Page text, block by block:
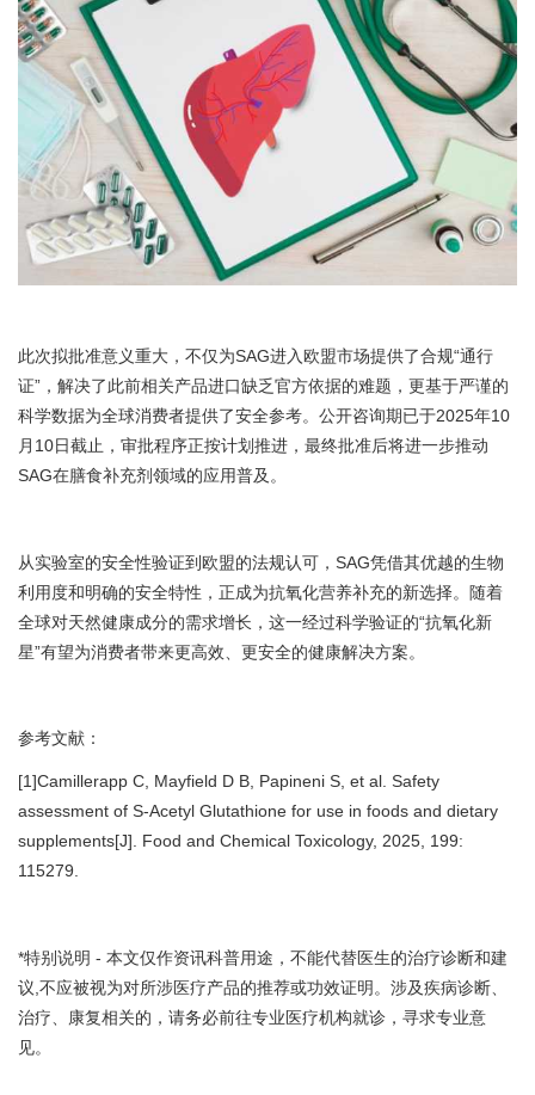
此次拟批准意义重大，不仅为SAG进入欧盟市场提供了合规“通行
证”，解决了此前相关产品进口缺乏官方依据的难题，更基于严谨的
科学数据为全球消费者提供了安全参考。公开咨询期已于2025年10
月10日截止，审批程序正按计划推进，最终批准后将进一步推动
SAG在膳食补充剂领域的应用普及。
从实验室的安全性验证到欧盟的法规认可，SAG凭借其优越的生物
利用度和明确的安全特性，正成为抗氧化营养补充的新选择。随着
全球对天然健康成分的需求增长，这一经过科学验证的“抗氧化新
星”有望为消费者带来更高效、更安全的健康解决方案。
参考文献：
[1]Camillerapp C, Mayfield D B, Papineni S, et al. Safety
assessment of S-Acetyl Glutathione for use in foods and dietary
supplements[J]. Food and Chemical Toxicology, 2025, 199:
115279.
*特别说明 - 本文仅作资讯科普用途，不能代替医生的治疗诊断和建
议,不应被视为对所涉医疗产品的推荐或功效证明。涉及疾病诊断、
治疗、康复相关的，请务必前往专业医疗机构就诊，寻求专业意
见。